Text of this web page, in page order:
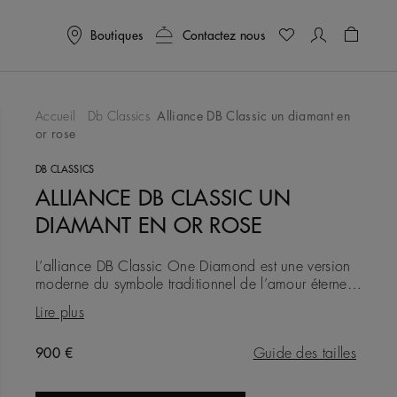
Boutiques Contactez nous
Accueil Db Classics
Alliance DB Classic un diamant en
or rose
DB CLASSICS
ALLIANCE DB CLASSIC UN
DIAMANT EN OR ROSE
L’alliance DB Classic One Diamond est une version
moderne du symbole traditionnel de l’amour éternel.
Composée d’un anneau en or rose 18 carats d'une
largeur de 3 mm
Lire plus
Original price
900 € Guide des tailles